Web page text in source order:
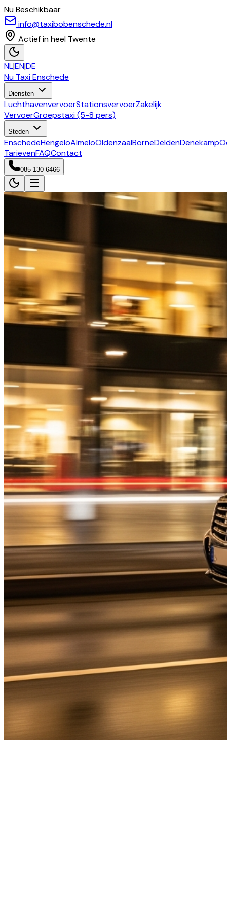
Nu Beschikbaar
info@taxibobenschede.nl
Actief in heel Twente
NL|EN|DE
Nu TaxiEnschede
Diensten
LuchthavenvervoerStationsvervoerZakelijk
VervoerGroepstaxi (5-8 pers)
Steden
EnschedeHengeloAlmeloOldenzaalBorneDeldenDenekamp
TarievenFAQContact
085 130 6466